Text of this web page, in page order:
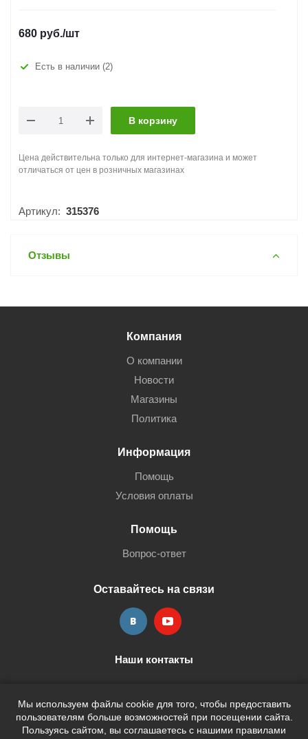
680 руб./шт
Есть в наличии (2)
В корзину
Цена действительна только для интернет-магазина и может
отличаться от цен в розничных магазинах
Артикул: 315376
Отзывы
Мы используем файлы cookie для того, чтобы предоставить
пользователям больше возможностей при посещении сайта.
Пользуясь сайтом, вы соглашаетесь с нашими правилами
Компания
О компании
Новости
Магазины
Политика
Информация
Помощь
Условия оплаты
Помощь
Вопрос-ответ
Оставайтесь на связи
Наши контакты